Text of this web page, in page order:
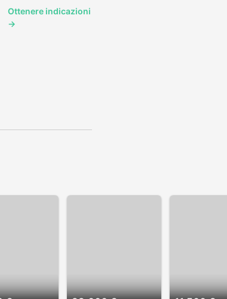
Ottenere indicazioni
→